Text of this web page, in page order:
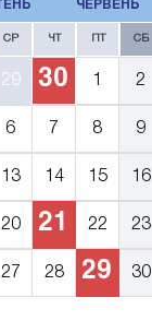
ЧЕРВЕНЬ
СР ЧТ СБ
29 30 2
6 7 8 9
13 14 15 16
20 21 22 23
27 28 29 30